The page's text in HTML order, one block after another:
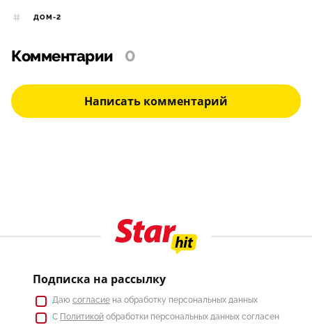
ДОМ-2
Комментарии 0
Написать комментарий
Подписка на рассылку
Даю согласие на обработку персональных данных
С Политикой обработки персональных данных согласен